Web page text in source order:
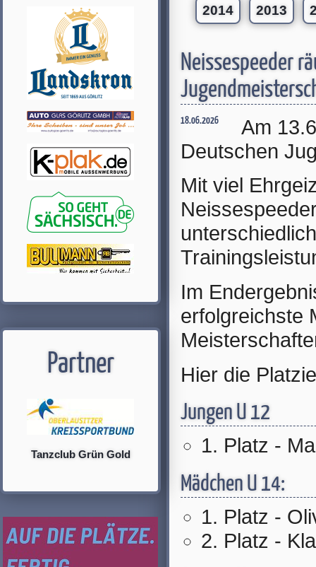
2014 2013
Neissespeeder
18.06.2026
Am
Deutschen
Mit viel
Im
erfolgreichste
Hier die
Jungen U 12
1. Platz -
Mädchen U 14:
1. Platz -
2. Platz -
Partner
Tanzclub Grün Gold